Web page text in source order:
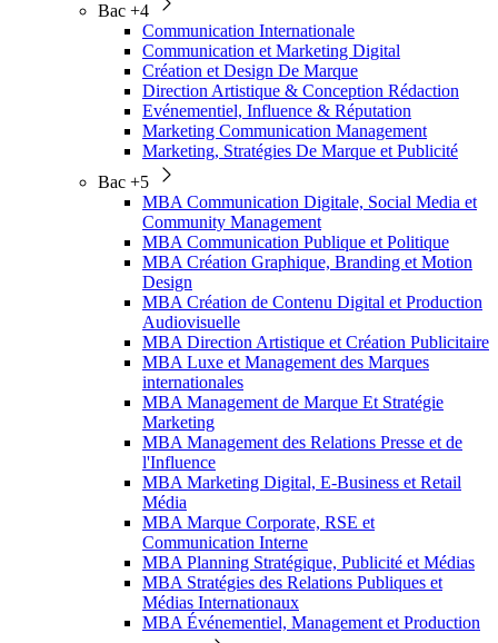
Bac +4
Communication Internationale
Communication et Marketing Digital
Création et Design De Marque
Direction Artistique & Conception Rédaction
Evénementiel, Influence & Réputation
Marketing Communication Management
Marketing, Stratégies De Marque et Publicité
Bac +5
MBA Communication Digitale, Social Media et
Community Management
MBA Communication Publique et Politique
MBA Création Graphique, Branding et Motion
Design
MBA Création de Contenu Digital et Production
Audiovisuelle
MBA Direction Artistique et Création Publicitaire
MBA Luxe et Management des Marques
internationales
MBA Management de Marque Et Stratégie
Marketing
MBA Management des Relations Presse et de
l'Influence
MBA Marketing Digital, E-Business et Retail
Média
MBA Marque Corporate, RSE et
Communication Interne
MBA Planning Stratégique, Publicité et Médias
MBA Stratégies des Relations Publiques et
Médias Internationaux
MBA Événementiel, Management et Production